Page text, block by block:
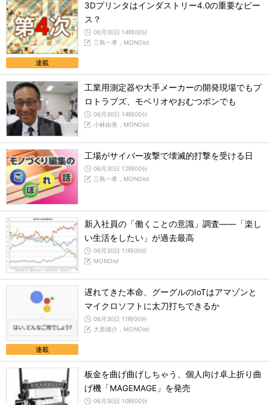
連載
3Dプリンタはインダストリー4.0の重要なピー
ス？
06月30日 14時00分
三島一孝，MONOist
工業用測定器や大手メーカーの開発現場でもプ
ロトラブズ、モベリオやおむつポンでも
06月30日 14時00分
小林由美，MONOist
工場がサイバー攻撃で壊滅的打撃を受ける日
06月30日 12時00分
三島一孝，MONOist
新入社員の「働くことの意識」調査――「楽し
い生活をしたい」が過去最高
06月30日 11時00分
MONOist
連載
遅れてきた本命、グーグルのIoTはアマゾンと
マイクロソフトに太刀打ちできるか
06月30日 11時00分
大原雄介，MONOist
板金を曲げ曲げしちゃう、個人向け卓上折り曲
げ機「MAGEMAGE」を発売
06月30日 10時00分